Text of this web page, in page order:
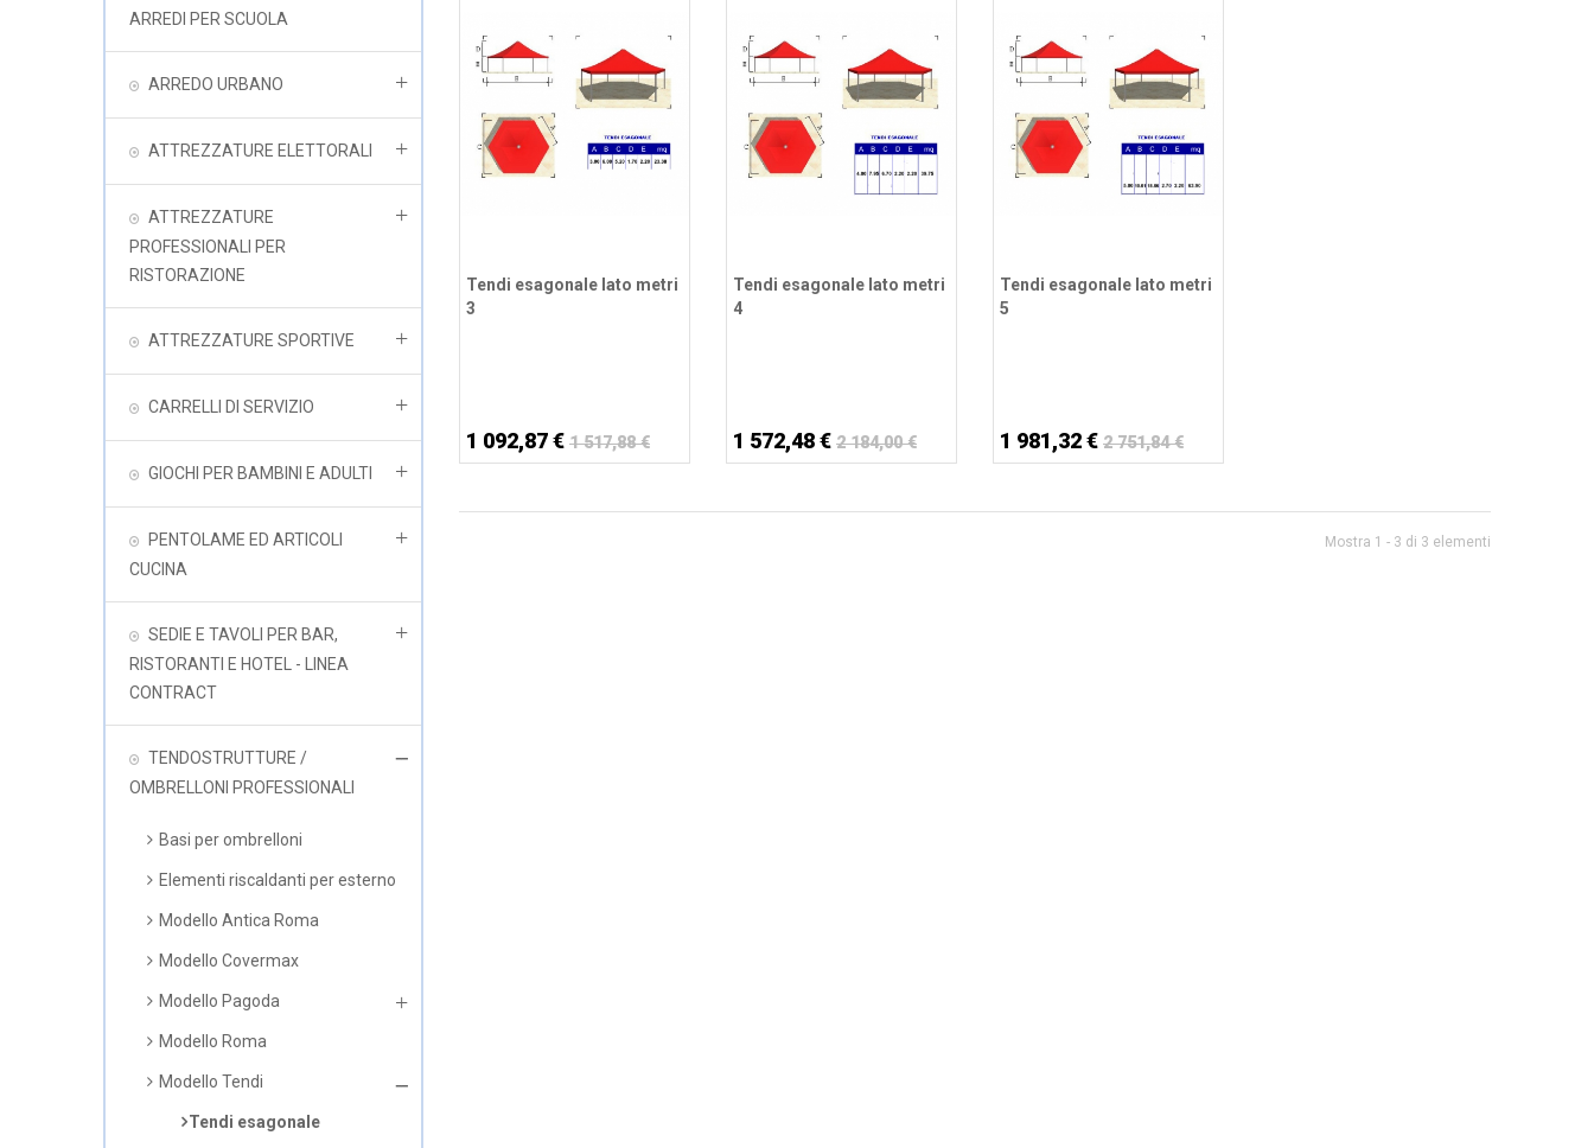
ARREDI PER SCUOLA
ARREDO URBANO
ATTREZZATURE ELETTORALI
ATTREZZATURE
PROFESSIONALI PER
RISTORAZIONE
ATTREZZATURE SPORTIVE
CARRELLI DI SERVIZIO
GIOCHI PER BAMBINI E ADULTI
PENTOLAME ED ARTICOLI
CUCINA
SEDIE E TAVOLI PER BAR,
RISTORANTI E HOTEL - LINEA
CONTRACT
TENDOSTRUTTURE /
OMBRELLONI PROFESSIONALI
Basi per ombrelloni
Elementi riscaldanti per esterno
Modello Antica Roma
Modello Covermax
Modello Pagoda
Modello Roma
Modello Tendi
Tendi esagonale
Tendi esagonale lato metri
3
1 092,87 € 1 517,88 €
Tendi esagonale lato metri
4
1 572,48 € 2 184,00 €
Tendi esagonale lato metri
5
1 981,32 € 2 751,84 €
Mostra 1 - 3 di 3 elementi